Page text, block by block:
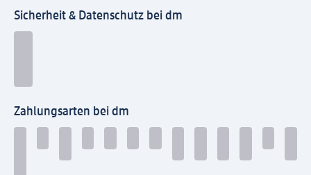
Sicherheit & Datenschutz bei dm
Zahlungsarten bei dm